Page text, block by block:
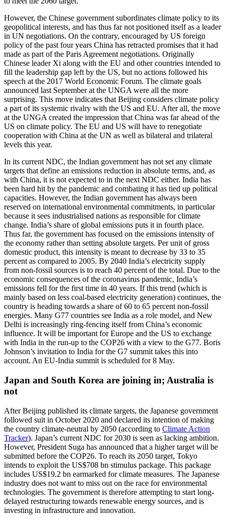
However, the Chinese government sub­ordinates climate policy to its
geopolitical interests, and has thus far not positioned itself as a leader
in UN negotiations. On the contrary, encouraged by US foreign
policy of the past four years China has retracted promises that it had
made as part of the Paris Agreement negotiations. Originally
Chinese leader Xi along with the EU and other countries intended to
fill the leader­ship gap left by the US, but no actions fol­lowed his
speech at the 2017 World Eco­nomic Forum. The climate goals
announced last September at the UNGA were all the more
surprising. This move indicates that Beijing considers climate policy
a part of its systemic rivalry with the US and EU. After all, the move
at the UNGA created the im­pression that China was far ahead of the
US on climate policy. The EU and US will have to renego­tiate
cooperation with China at the UN as well as bilateral and trilateral
levels this year.
In its current NDC, the Indian govern­ment has not set any climate
targets that define an emissions reduction in absolute terms, and, as
with China, it is not expected to in the next NDC either. India has
been hard hit by the pandemic and combating it has tied up political
capacities. However, the Indian government has always been
reserved on international environmental commitments, in particular
because it sees industrialised nations as responsible for climate
change. India’s share of global emissions puts it in fourth place.
Thus far, the government has focused on the emis­sions intensity of
the economy rather than setting absolute targets. Per unit of gross
domestic product, this intensity is meant to decrease by 33 to 35
percent as compared to 2005. By 2040 India’s electricity supply
from non-fossil sources is to reach 40 per­cent of the total. Due to the
economic con­sequences of the coronavirus pandemic, India’s
emissions fell for the first time in 40 years. If this trend (which is
mainly based on less coal-based electricity generation) continues, the
country is heading towards a share of 60 to 65 percent non-fossil
ener­gies. Many G77 countries see India as a role model, and New
Delhi is increasingly ring-fencing itself from China’s economic
influ­ence. It will be important for Europe and the US to exchange
with India in the run-up to the COP26 with a view to the G77. Boris
Johnson’s invitation to India for the G7 summit takes this into
account. An EU-India summit is scheduled for 8 May.
Japan and South Korea are joining in; Australia is
not
After Beijing published its climate targets, the Japanese government
followed suit in October 2020 and declared its intention of making
the country climate-neutral by 2050 (according to Climate Action
Tracker). Japan’s current NDC for 2030 is seen as lacking ambition.
However, President Suga has announced that a higher target will be
submitted before the COP26. To reach its 2050 target, Tokyo
intends to exploit the US$708 bn stimulus package. This package
includes US$19.2 bn earmarked for climate measures. The Japanese
industry does not want to miss out on the race for environmental
technologies. The government is therefore attempting to start long-
delayed restructuring towards renewable energy sources, and is
investing in infrastructure and innovation.